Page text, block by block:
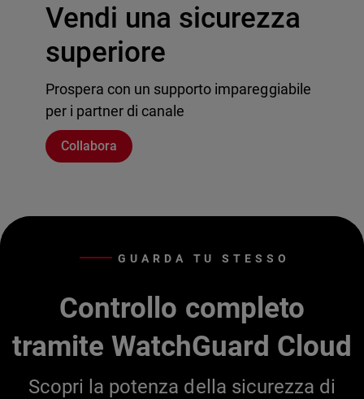
Vendi una sicurezza
superiore
Prospera con un supporto impareggiabile
per i partner di canale
Collabora
GUARDA TU STESSO
Controllo completo
tramite WatchGuard Cloud
Scopri la potenza della sicurezza di